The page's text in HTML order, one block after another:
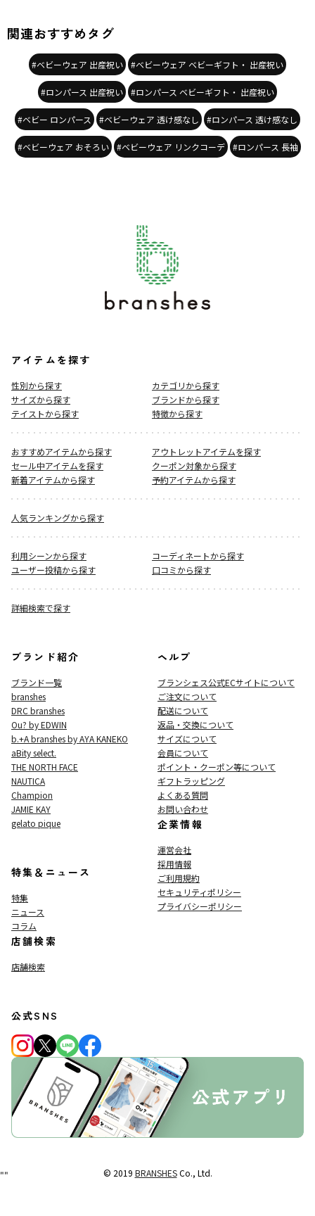
関連おすすめタグ
#ベビーウェア 出産祝い #ベビーウェア ベビーギフト・ 出産祝い
#ロンパース 出産祝い #ロンパース ベビーギフト・ 出産祝い
#ベビー ロンパース #ベビーウェア 透け感なし #ロンパース 透け感なし
#ベビーウェア おそろい #ベビーウェア リンクコーデ #ロンパース 長袖
アイテムを探す
性別から探す
カテゴリから探す
サイズから探す
ブランドから探す
テイストから探す
特徴から探す
おすすめアイテムから探す
アウトレットアイテムを探す
セール中アイテムを探す
クーポン対象から探す
新着アイテムから探す
予約アイテムから探す
人気ランキングから探す
利用シーンから探す
コーディネートから探す
ユーザー投稿から探す
口コミから探す
詳細検索で探す
ブランド紹介
ブランド一覧
branshes
DRC branshes
Ou? by EDWIN
b.+A branshes by AYA KANEKO
aBity select.
THE NORTH FACE
NAUTICA
Champion
JAMIE KAY
gelato pique
特集＆ニュース
特集
ニュース
コラム
店舗検索
店舗検索
ヘルプ
ブランシェス公式ECサイトについて
ご注文について
配送について
返品・交換について
サイズについて
会員について
ポイント・クーポン等について
ギフトラッピング
よくある質問
お問い合わせ
企業情報
運営会社
採用情報
ご利用規約
セキュリティポリシー
プライバシーポリシー
公式SNS
© 2019 BRANSHESCo., Ltd.
""